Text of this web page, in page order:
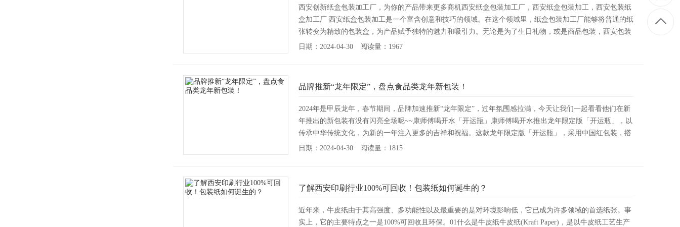
西安创新纸盒包装加工厂，为你的产品带来更多商机西安纸盒包装加工厂，西安纸盒包装加工，西安包装纸
盒加工厂 西安纸盒包装加工是一个富含创意和技巧的领域。在这个领域里，纸盒包装加工厂能够将普通的纸
张转变为精致的包装盒，为产品赋予独特的魅力和吸引力。无论是为了生日礼物，或是商品包装，西安包装
厂家... [详情]
日期：2024-04-30 阅读量：1967
品牌推新“龙年限定”，盘点食品类龙年新包装！
2024年是甲辰龙年，春节期间，品牌加速推新“龙年限定”，过年氛围感拉满，今天让我们一起看看他们在新
年推出的新包装有没有闪亮全场呢~~康师傅喝开水「开运瓶」康师傅喝开水推出龙年限定版「开运瓶」，以
传承中华传统文化，为新的一年注入更多的吉祥和祝福。这款龙年限定版「开运瓶」，采用中国红包装，搭
配开运文字，寓意...[详情]
日期：2024-04-30 阅读量：1815
了解西安印刷行业100%可回收！包装纸如何诞生的？
近年来，牛皮纸由于其高强度、多功能性以及最重要的是对环境影响低，它已成为许多领域的首选纸张。事
实上，它的主要特点之一是100%可回收且环保。01什么是牛皮纸牛皮纸(Kraft Paper)，是以牛皮纸工艺生产